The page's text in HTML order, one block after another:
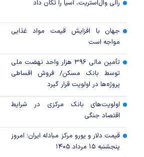
رالی وال‌استریت، آسیا را تکان داد
جهان با افزایش قیمت مواد غذایی
مواجه است
تأمین مالی ۳۹۶ هزار واحد نهضت ملی
توسط بانک مسکن/ فروش اقساطی
پروژه‌ها در اولویت قرار گیرد
اولویت‌های بانک مرکزی در شرایط
اقتصاد جنگی
قیمت دلار و یورو مرکز مبادله ایران؛ امروز
پنجشنبه ۱۵ مرداد ۱۴۰۵